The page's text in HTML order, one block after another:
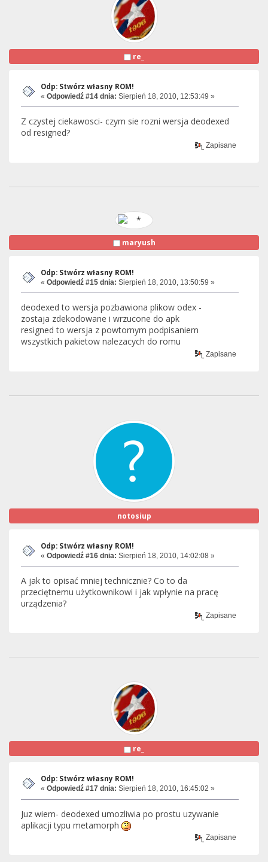
re_
Odp: Stwórz własny ROM!
« Odpowiedź #14 dnia: Sierpień 18, 2010, 12:53:49 »
Z czystej ciekawosci- czym sie rozni wersja deodexed
od resigned?
Zapisane
maryush
Odp: Stwórz własny ROM!
« Odpowiedź #15 dnia: Sierpień 18, 2010, 13:50:59 »
deodexed to wersja pozbawiona plikow odex -
zostaja zdekodowane i wrzucone do apk
resigned to wersja z powtornym podpisaniem
wszystkich pakietow nalezacych do romu
Zapisane
notosiup
Odp: Stwórz własny ROM!
« Odpowiedź #16 dnia: Sierpień 18, 2010, 14:02:08 »
A jak to opisać mniej technicznie? Co to da
przeciętnemu użytkownikowi i jak wpłynie na pracę
urządzenia?
Zapisane
re_
Odp: Stwórz własny ROM!
« Odpowiedź #17 dnia: Sierpień 18, 2010, 16:45:02 »
Juz wiem- deodexed umozliwia po prostu uzywanie
aplikacji typu metamorph
Zapisane